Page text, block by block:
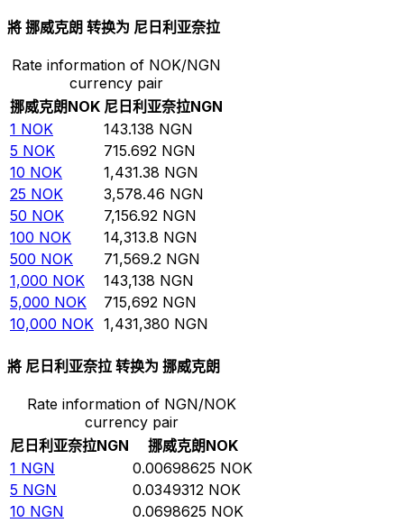
將 挪威克朗 转换为 尼日利亚奈拉
Rate information of NOK/NGN
currency pair
挪威克朗NOK 尼日利亚奈拉NGN
1 NOK 143.138 NGN
5 NOK 715.692 NGN
10 NOK 1,431.38 NGN
25 NOK 3,578.46 NGN
50 NOK 7,156.92 NGN
100 NOK 14,313.8 NGN
500 NOK 71,569.2 NGN
1,000 NOK 143,138 NGN
5,000 NOK 715,692 NGN
10,000 NOK 1,431,380 NGN
將 尼日利亚奈拉 转换为 挪威克朗
Rate information of NGN/NOK
currency pair
尼日利亚奈拉NGN 挪威克朗NOK
1 NGN 0.00698625 NOK
5 NGN 0.0349312 NOK
10 NGN 0.0698625 NOK